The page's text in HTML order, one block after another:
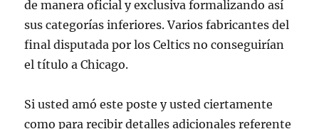
de manera oficial y exclusiva formalizando así
sus categorías inferiores. Varios fabricantes del
final disputada por los Celtics no conseguirían
el título a Chicago.
Si usted amó este poste y usted ciertamente
como para recibir detalles adicionales referente